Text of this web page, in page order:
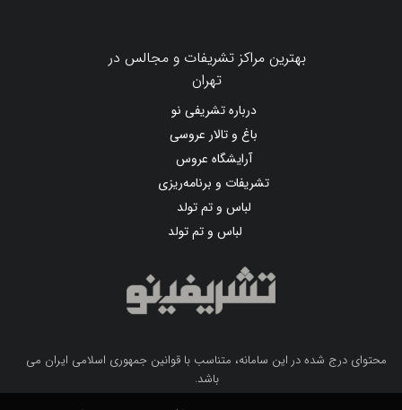
بهترین مراکز تشریفات و مجالس در
تهران
درباره تشریفی نو
باغ و تالار عروسی
آرایشگاه عروس
تشریفات و برنامه‌ریزی
لباس و تم تولد
لباس و تم تولد
محتوای درج شده در این سامانه، متناسب با قوانین جمهوری اسلامی ایران می
باشد.